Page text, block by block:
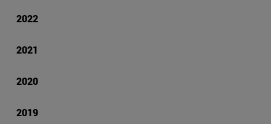
2022
2021
2020
2019